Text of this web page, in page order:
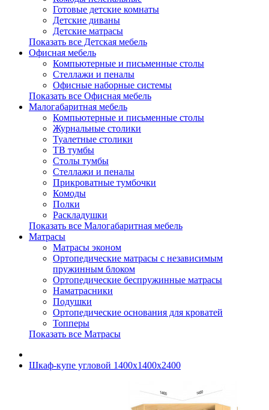
Готовые детские комнаты
Детские диваны
Детские матрасы
Показать все Детская мебель
Офисная мебель
Компьютерные и письменные столы
Стеллажи и пеналы
Офисные наборные системы
Показать все Офисная мебель
Малогабаритная мебель
Компьютерные и письменные столы
Журнальные столики
Туалетные столики
ТВ тумбы
Столы тумбы
Стеллажи и пеналы
Прикроватные тумбочки
Комоды
Полки
Раскладушки
Показать все Малогабаритная мебель
Матрасы
Матрасы эконом
Ортопедические матрасы с независимым
пружинным блоком
Ортопедические беспружинные матрасы
Наматрасники
Подушки
Ортопедические основания для кроватей
Топперы
Показать все Матрасы
Шкаф-купе угловой 1400х1400х2400